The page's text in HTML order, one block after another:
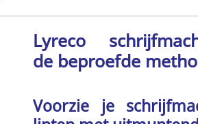
Lyreco
de beproefde
Voorzie je